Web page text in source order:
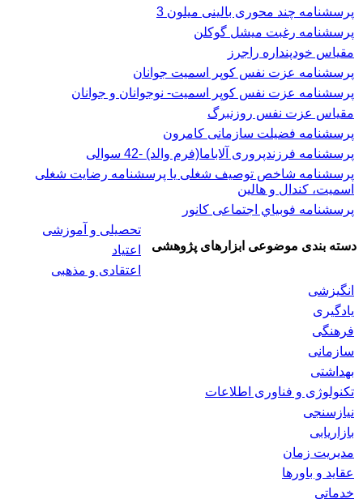
پرسشنامه چند محوری بالینی میلون 3
پرسشنامه رغبت ميشل گوكلن
مقیاس خودپنداره راجرز
پرسشنامه عزت نفس كوپر اسميت جوانان
پرسشنامه عزت نفس کوپر اسمیت- نوجوانان و جوانان
مقیاس عزت نفس روزنبرگ
پرسشنامه فضیلت سازمانی کامرون
پرسشنامه فرزندپروری آلاباما(فرم والد) -42 سوالی
پرسشنامه شاخص توصیف شغلی یا پرسشنامه رضایت شغلی
اسميت، كندال و هالين
پرسشنامه فوبياي اجتماعی کانور
دسته بندی موضوعی ابزارهای پژوهشی
تحصیلی و آموزشی
اعتیاد
اعتقادی و مذهبی
انگیزشی
یادگیری
فرهنگی
سازمانی
بهداشتی
تکنولوژی و فناوری اطلاعات
نیازسنجی
بازاریابی
مدیریت زمان
عقاید و باورها
خدماتی